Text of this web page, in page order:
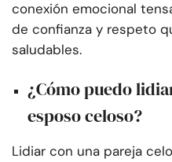
conexión emocional
de confianza y respeto
saludables.
¿Cómo puedo
esposo celoso?
Lidiar con una pareja